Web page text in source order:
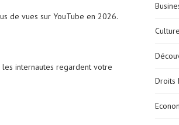
de vues sur YouTube en 2026.
internautes regardent votre
Culture
Droits